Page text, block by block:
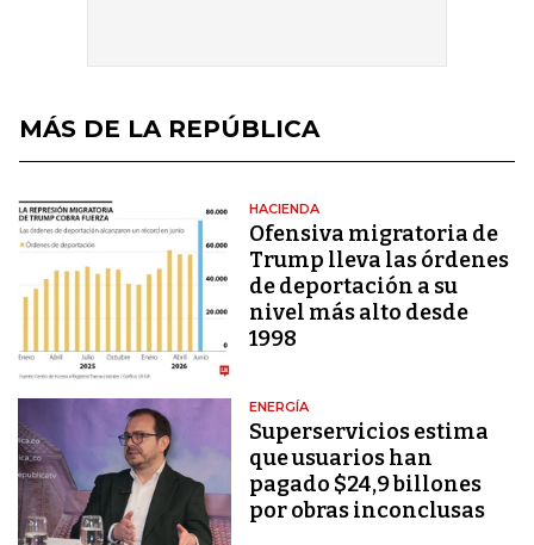
MÁS DE LA REPÚBLICA
HACIENDA
Ofensiva migratoria de
Trump lleva las órdenes
de deportación a su
nivel más alto desde
1998
ENERGÍA
Superservicios estima
que usuarios han
pagado $24,9 billones
por obras inconclusas